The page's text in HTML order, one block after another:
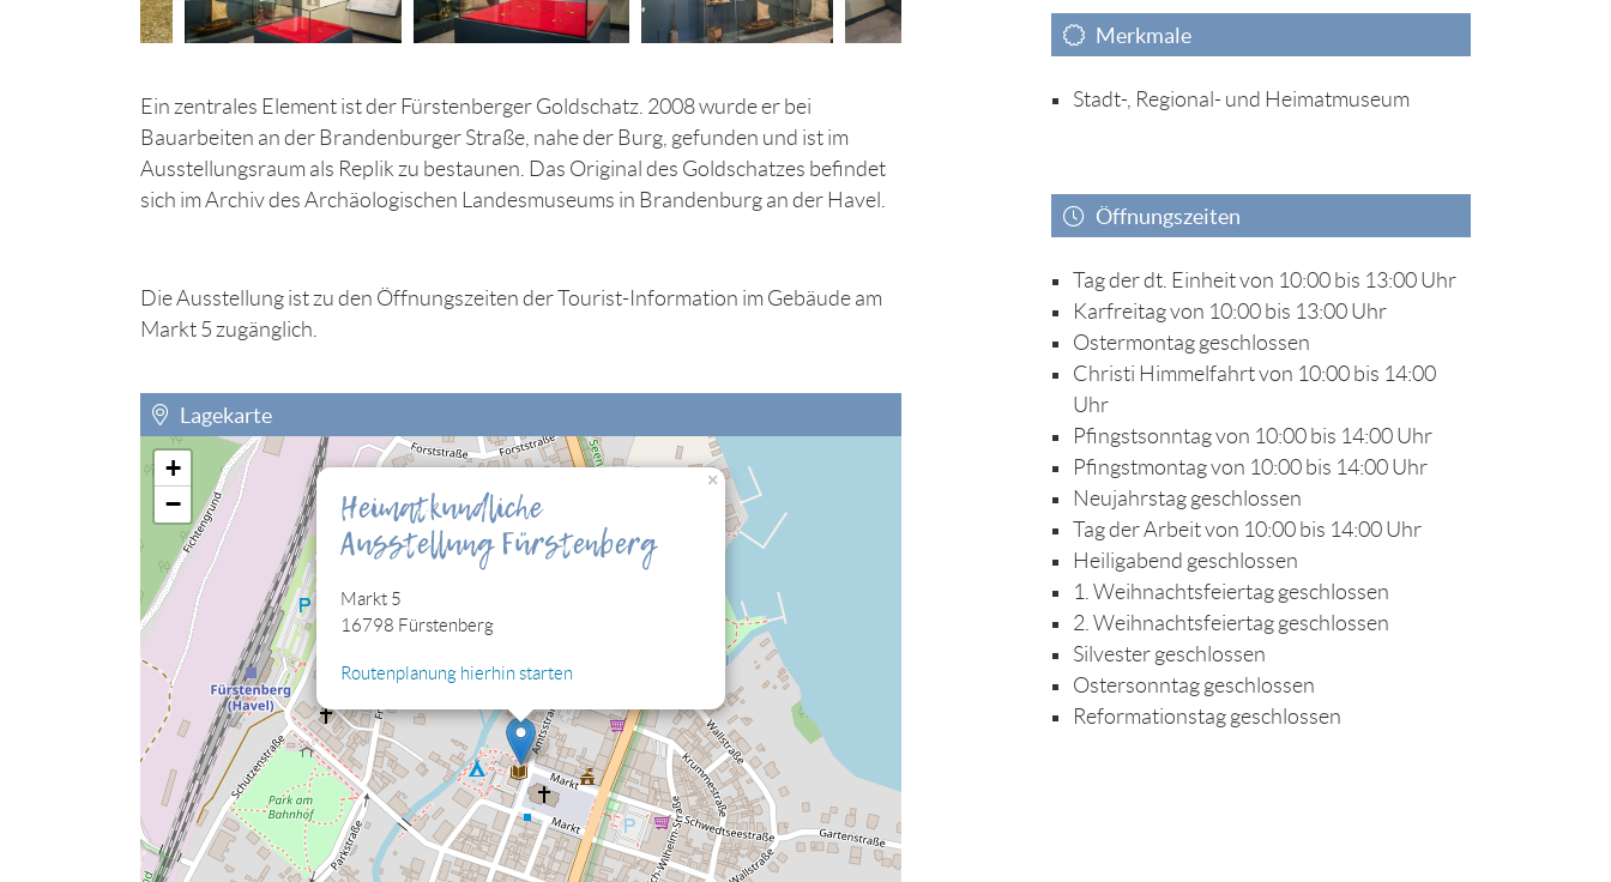
Ein zentrales Element ist der Fürstenberger Goldschatz. 2008 wurde er bei
Bauarbeiten an der Brandenburger Straße, nahe der Burg, gefunden und ist im
Ausstellungsraum als Replik zu bestaunen. Das Original des Goldschatzes befindet
sich im Archiv des Archäologischen Landesmuseums in Brandenburg an der Havel.
Die Ausstellung ist zu den Öffnungszeiten der Tourist-Information im Gebäude am
Markt 5 zugänglich.
Lagekarte
Sie müssen die Cookies der Kategorie "Personalisierung" zulassen, damit Sie die hier
eingebettete Lagekarte sehen können.
Cookies jetzt bearbeiten
Heimatkundliche
Ausstellung Fürstenberg
Markt 5
16798 Fürstenberg
Routenplanung hierhin starten
×
+
−
Merkmale
Stadt-, Regional- und Heimatmuseum
Öffnungszeiten
Tag der dt. Einheit von 10:00 bis 13:00 Uhr
Karfreitag von 10:00 bis 13:00 Uhr
Ostermontag geschlossen
Christi Himmelfahrt von 10:00 bis 14:00
Uhr
Pfingstsonntag von 10:00 bis 14:00 Uhr
Pfingstmontag von 10:00 bis 14:00 Uhr
Neujahrstag geschlossen
Tag der Arbeit von 10:00 bis 14:00 Uhr
Heiligabend geschlossen
1. Weihnachtsfeiertag geschlossen
2. Weihnachtsfeiertag geschlossen
Silvester geschlossen
Ostersonntag geschlossen
Reformationstag geschlossen